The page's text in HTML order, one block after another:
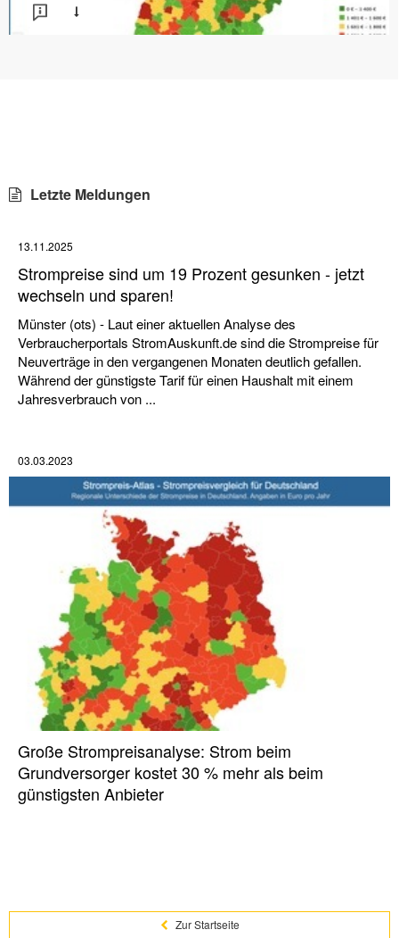
Letzte Meldungen
13.11.2025
Strompreise sind um 19 Prozent gesunken - jetzt
wechseln und sparen!
Münster (ots) - Laut einer aktuellen Analyse des
Verbraucherportals StromAuskunft.de sind die Strompreise für
Neuverträge in den vergangenen Monaten deutlich gefallen.
Während der günstigste Tarif für einen Haushalt mit einem
Jahresverbrauch von ...
03.03.2023
Große Strompreisanalyse: Strom beim
Grundversorger kostet 30 % mehr als beim
günstigsten Anbieter
Zur Startseite